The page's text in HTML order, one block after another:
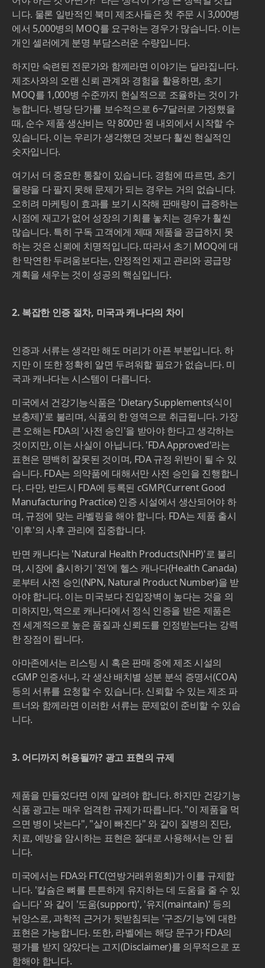
니다. 물론 일반적인 북미 제조사들은 첫 주문 시 3,000병
에서 5,000병의 MOQ를 요구하는 경우가 많습니다. 이는
개인 셀러에게 분명 부담스러운 수량입니다.
하지만 숙련된 전문가와 함께라면 이야기는 달라집니다.
제조사와의 오랜 신뢰 관계와 경험을 활용하면, 초기
MOQ를 1,000병 수준까지 현실적으로 조율하는 것이 가
능합니다. 병당 단가를 보수적으로 6~7달러로 가정했을
때, 순수 제품 생산비는 약 800만 원 내외에서 시작할 수
있습니다. 이는 우리가 생각했던 것보다 훨씬 현실적인
숫자입니다.
여기서 더 중요한 통찰이 있습니다. 경험에 따르면, 초기
물량을 다 팔지 못해 문제가 되는 경우는 거의 없습니다.
오히려 마케팅이 효과를 보기 시작해 판매량이 급증하는
시점에 재고가 없어 성장의 기회를 놓치는 경우가 훨씬
많습니다. 특히 구독 고객에게 제때 제품을 공급하지 못
하는 것은 신뢰에 치명적입니다. 따라서 초기 MOQ에 대
한 막연한 두려움보다는, 안정적인 재고 관리와 공급망
계획을 세우는 것이 성공의 핵심입니다.
2. 복잡한 인증 절차, 미국과 캐나다의 차이
인증과 서류는 생각만 해도 머리가 아픈 부분입니다. 하
지만 이 또한 정확히 알면 두려워할 필요가 없습니다. 미
국과 캐나다는 시스템이 다릅니다.
미국에서 건강기능식품은 'Dietary Supplements(식이
보충제)'로 불리며, 식품의 한 영역으로 취급됩니다. 가장
큰 오해는 FDA의 '사전 승인'을 받아야 한다고 생각하는
것이지만, 이는 사실이 아닙니다. 'FDA Approved'라는
표현은 명백히 잘못된 것이며, FDA 규정 위반이 될 수 있
습니다. FDA는 의약품에 대해서만 사전 승인을 진행합니
다. 다만, 반드시 FDA에 등록된 cGMP(Current Good
Manufacturing Practice) 인증 시설에서 생산되어야 하
며, 규정에 맞는 라벨링을 해야 합니다. FDA는 제품 출시
'이후'의 사후 관리에 집중합니다.
반면 캐나다는 'Natural Health Products(NHP)'로 불리
며, 시장에 출시하기 '전'에 헬스 캐나다(Health Canada)
로부터 사전 승인(NPN, Natural Product Number)을 받
아야 합니다. 이는 미국보다 진입장벽이 높다는 것을 의
미하지만, 역으로 캐나다에서 정식 인증을 받은 제품은
전 세계적으로 높은 품질과 신뢰도를 인정받는다는 강력
한 장점이 됩니다.
아마존에서는 리스팅 시 혹은 판매 중에 제조 시설의
cGMP 인증서나, 각 생산 배치별 성분 분석 증명서(COA)
등의 서류를 요청할 수 있습니다. 신뢰할 수 있는 제조 파
트너와 함께라면 이러한 서류는 문제없이 준비할 수 있습
니다.
3. 어디까지 허용될까? 광고 표현의 규제
제품을 만들었다면 이제 알려야 합니다. 하지만 건강기능
식품 광고는 매우 엄격한 규제가 따릅니다. "이 제품을 먹
으면 병이 낫는다", "살이 빠진다" 와 같이 질병의 진단,
치료, 예방을 암시하는 표현은 절대로 사용해서는 안 됩
니다.
미국에서는 FDA와 FTC(연방거래위원회)가 이를 규제합
니다. '칼슘은 뼈를 튼튼하게 유지하는 데 도움을 줄 수 있
습니다' 와 같이 '도움(support)', '유지(maintain)' 등의
뉘앙스로, 과학적 근거가 뒷받침되는 '구조/기능'에 대한
표현은 가능합니다. 또한, 라벨에는 해당 문구가 FDA의
평가를 받지 않았다는 고지(Disclaimer)를 의무적으로 포
함해야 합니다.